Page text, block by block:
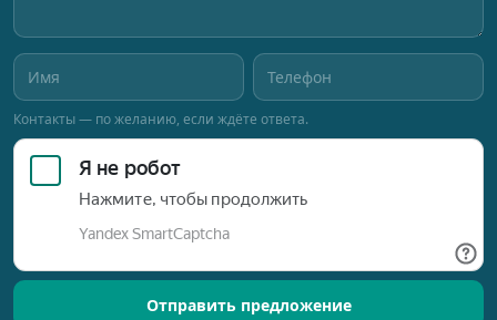
Контакты — по желанию, если ждёте ответа.
Отправить предложение